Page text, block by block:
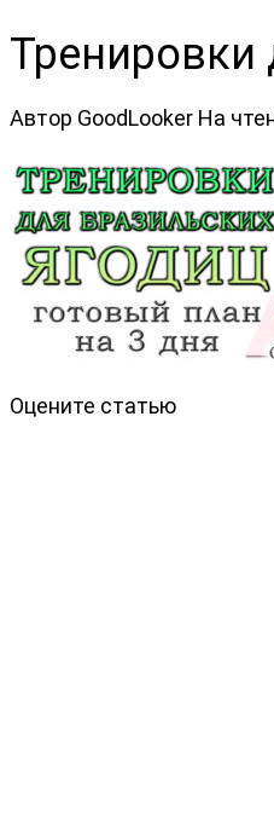
Тренировки
Автор GoodLooker На
Оцените статью